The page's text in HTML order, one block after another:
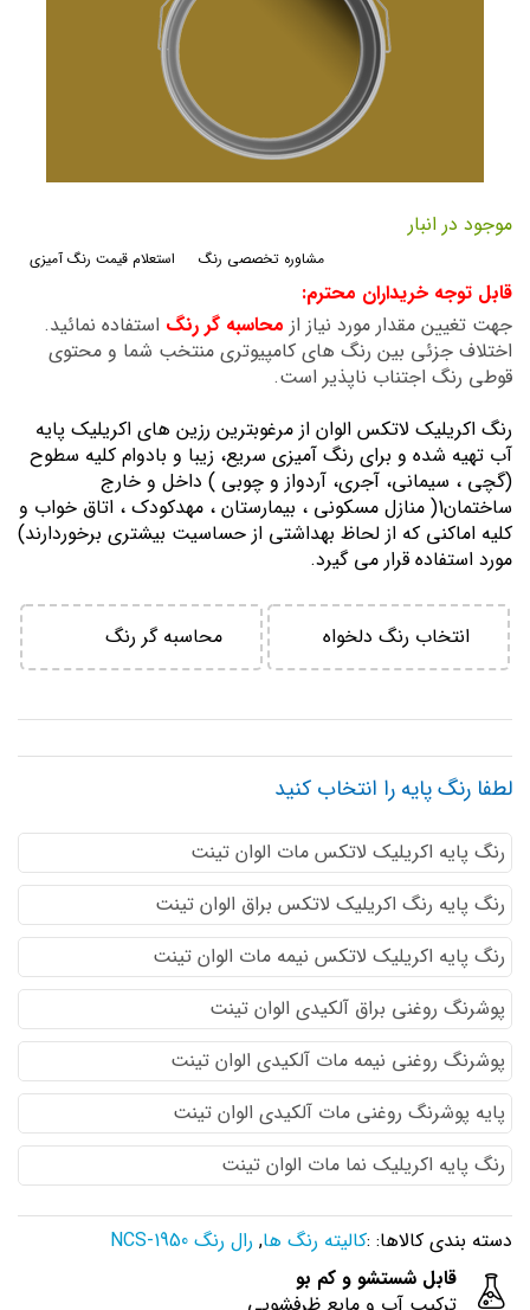
ابتدای
گالری
موجود در انبار
استعلام قیمت رنگ آمیزی مشاوره تخصصی رنگ
قابل توجه خریداران محترم:
جهت تغیین مقدار مورد نیاز از محاسبه گر رنگ استفاده نمائید.
اختلاف جزئی بین رنگ های کامپیوتری منتخب شما و محتوی
قوطی رنگ اجتناب ناپذیر است.
رنگ اكريليك لاتكس الوان از مرغوبترين رزين هاي اكريليك پايه
آب تهيه شده و برای رنگ آمیزی سریع، زیبا و بادوام کلیه سطوح
(گچی ، سیمانی، آجری، آردواز و چوبی ) داخل و خارج
ساختمان1( منازل مسكوني ، بيمارستان ، مهدكودك ، اتاق خواب و
كليه اماكني كه از لحاظ بهداشتي از حساسيت بيشتري برخوردارند)
مورد استفاده قرار می گیرد.
انتخاب رنگ دلخواه محاسبه گر رنگ
لطفا رنگ پایه را انتخاب کنید
رنگ پایه اكريليك لاتكس مات الوان تینت
رنگ پایه رنگ اكريليك لاتكس براق الوان تینت
رنگ پایه اكريليك لاتكس نيمه مات الوان تینت
پوشرنگ روغنی براق آلکیدی الوان تینت
پوشرنگ روغنی نیمه مات آلکیدی الوان تینت
پایه پوشرنگ روغنی مات آلکیدی الوان تینت
رنگ پایه اکریلیک نما مات الوان تینت
دسته بندی کالاها: :کالیته رنگ ها, رال رنگ NCS-1950
قابل شستشو و کم بو